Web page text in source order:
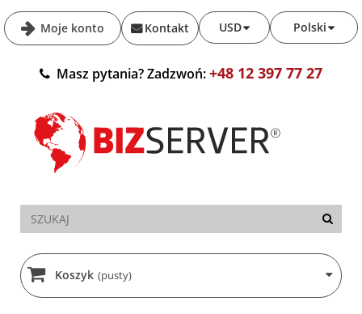
Moje konto Polski
USD
Kontakt
Masz pytania? Zadzwoń:+48 12 397 77 27
Koszyk (pusty)